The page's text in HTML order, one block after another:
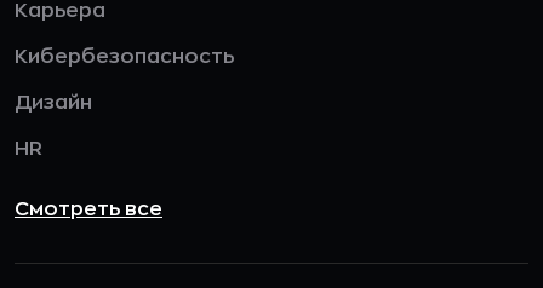
Карьера
Кибербезопасность
Дизайн
HR
Смотреть все